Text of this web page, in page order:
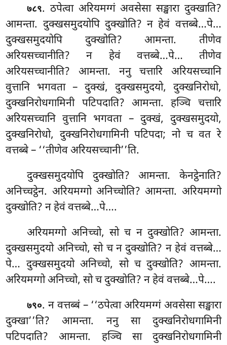
७८९. ठपेत्वा अरियमग्गं अवसेसा सङ्खारा दुक्खाति?
आमन्ता. दुक्खसमुदयोपि दुक्खोति? न हेवं वत्तब्बे…पे…
दुक्खसमुदयोपि दुक्खोति? आमन्ता. तीणेव
अरियसच्चानीति? न हेवं वत्तब्बे…पे… तीणेव
अरियसच्चानीति? आमन्ता. ननु चत्तारि अरियसच्चानि
वुत्तानि भगवता – दुक्खं, दुक्खसमुदयो, दुक्खनिरोधो,
दुक्खनिरोधगामिनी पटिपदाति? आमन्ता. हञ्चि चत्तारि
अरियसच्चानि वुत्तानि भगवता – दुक्खं, दुक्खसमुदयो,
दुक्खनिरोधो, दुक्खनिरोधगामिनी पटिपदा; नो च वत रे
वत्तब्बे – ‘‘तीणेव अरियसच्चानी’’ति.
दुक्खसमुदयोपि दुक्खोति? आमन्ता. केनट्ठेनाति?
अनिच्चट्ठेन. अरियमग्गो अनिच्चोति? आमन्ता. अरियमग्गो
दुक्खोति? नहेवं वत्तब्बे…पे….
अरियमग्गो अनिच्चो, सो च न दुक्खोति? आमन्ता.
दुक्खसमुदयो अनिच्चो, सो च न दुक्खोति? नहेवं वत्तब्बे…
पे… दुक्खसमुदयो अनिच्चो, सो च दुक्खोति? आमन्ता.
अरियमग्गो अनिच्चो, सो च दुक्खोति? न हेवं वत्तब्बे…पे….
७९०. न वत्तब्बं – ‘‘ठपेत्वा अरियमग्गं अवसेसा सङ्खारा
दुक्खा’’ति? आमन्ता. ननु सा दुक्खनिरोधगामिनी
पटिपदाति? आमन्ता. हञ्चि सा दुक्खनिरोधगामिनी